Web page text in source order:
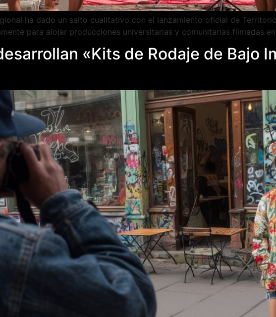
ha dado un salto cualitativo con el lanzamiento oficial de
para alojar producciones universitarias y comunitarias filmadas
«Kits de Rodaje de Bajo